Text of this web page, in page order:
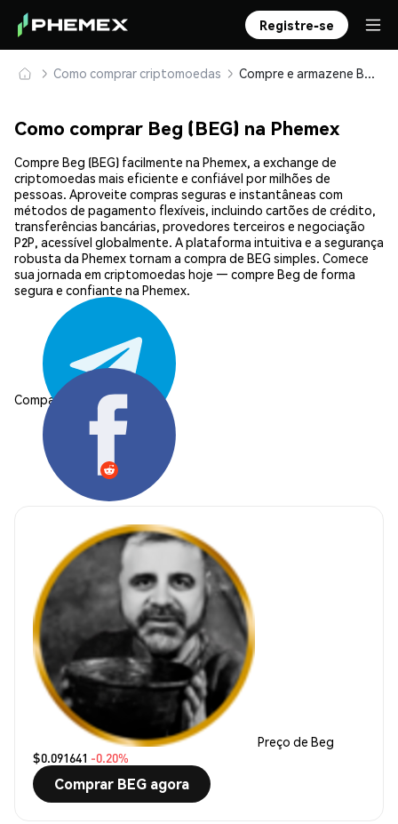
Registre-se
Como comprar criptomoedas Compre e armazene Beg (BEG) com segurança
Como comprar Beg (BEG) na Phemex
Compre Beg (BEG) facilmente na Phemex, a exchange de
criptomoedas mais eficiente e confiável por milhões de
pessoas. Aproveite compras seguras e instantâneas com
métodos de pagamento flexíveis, incluindo cartões de crédito,
transferências bancárias, provedores terceiros e negociação
P2P, acessível globalmente. A plataforma intuitiva e a segurança
robusta da Phemex tornam a compra de BEG simples. Comece
sua jornada em criptomoedas hoje — compre Beg de forma
segura e confiante na Phemex.
Compartilhar:
Preço de Beg
$0.091641 -0.20%
Comprar BEG agora